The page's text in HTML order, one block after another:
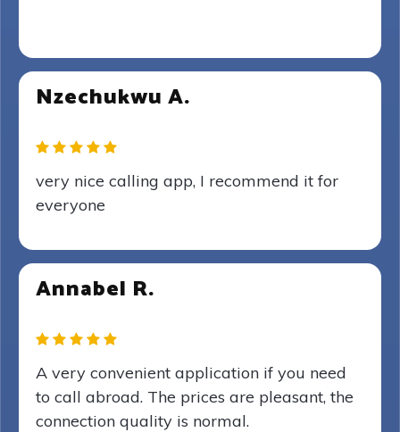
Nzechukwu A.
very nice calling app, I recommend it for
everyone
Annabel R.
A very convenient application if you need
to call abroad. The prices are pleasant, the
connection quality is normal.